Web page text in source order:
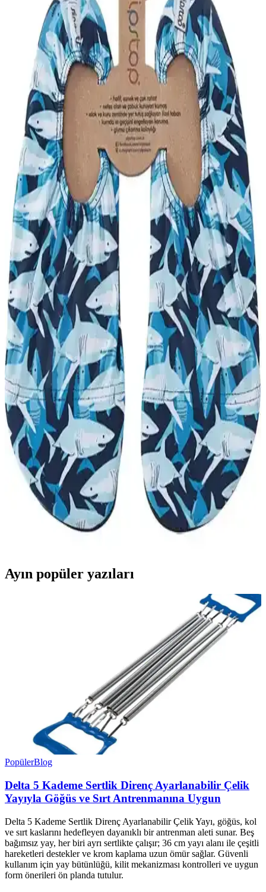
Bu karşılaştırmada Slipstop Mars ve Slipstop Navy deniz
ayakkabıları güvenlik ve konfor açısından incelenir. Beden uyumu,
kaydırmaz taban özelliği, yaş grubu ve üretici bilgileri ele alınır;
kullanıcı yorumları da ürünlerin günlük performansını özetler.
Deniz ve Yürüyüş Ayakkabıları Karşılaştırması:
Kaymaz, Ortopedik ve Çok Amaçlı Modeller
Bu makalede, Diggo'nun kaymaz tabanlı dayanıklı ayakkabısı ile
Live Success'ın ortopedik çok amaçlı deniz ayakkabısı detaylı
şekilde karşılaştırılıyor. Kullanıcı yorumları ve özellikler analiz
edilerek en uygun tercih belirleniyor.
Slipstop Navy ve Slipstop Texas Kayırmaz Deniz
Ayakkabısı Karşılaştırması
İki farklı deniz ayakkabısı modeli Slipstop Navy ve Texas'in
özellikleri, kullanıcı yorumları ve performansları detaylı
karşılaştırmasıyla ihtiyaçlarınıza en uygun seçimi yapın.
Emek Lastik ve Microcase Deniz Ayakkabıları
Karşılaştırması: Özellikler ve Kullanıcı Yorumları
İki popüler deniz ayakkabısı olan Emek Lastik ve Microcase
ürünlerinin özellikleri, kullanıcı yorumları ve avantajlarıyla detaylı
karşılaştırması, doğru seçim yapmanıza yardımcı olur.
Slipstop Goldfish ve Texas Çocuk Deniz
Ayakkabıları Karşılaştırması
İki popüler çocuk deniz ayakkabısı Slipstop Goldfish ve Texas'ın
özellikleri, kullanıcı yorumları ve performanslarıyla karşılaştırması,
güvenlik ve konfor odaklı detaylar içerir.
Yongtai Erkek Deniz Plaj Yüzme Ayakkabısı ve
Buyfun Trekking Ayakkabısı Karşılaştırması
Yongtai deniz ayakkabısı ve Buyfun trekking ayakkabısı, farklı
kullanım alanları ve özellikleriyle öne çıkıyor. Malzeme, konfor ve
dayanıklılık açısından karşılaştırma yapılarak, kullanıcı geri
bildirimleriyle detaylandırıldı.
Slipstop Jack ve Navy Kaydırmaz Deniz Ayakkabısı
Karşılaştırması
Slipstop Jack ve Navy modellerinin özellikleri, kullanıcı yorumları
Ayın popüler yazıları
PopülerBlog
Delta 5 Kademe Sertlik Direnç Ayarlanabilir Çelik
Yayıyla Göğüs ve Sırt Antrenmanına Uygun
Delta 5 Kademe Sertlik Direnç Ayarlanabilir Çelik Yayı, göğüs, kol
ve sırt kaslarını hedefleyen dayanıklı bir antrenman aleti sunar. Beş
bağımsız yay, her biri ayrı sertlikte çalışır; 36 cm yayı alanı ile çeşitli
hareketleri destekler ve krom kaplama uzun ömür sağlar. Güvenli
kullanım için yay bütünlüğü, kilit mekanizması kontrolleri ve uygun
form önerileri ön planda tutulur.